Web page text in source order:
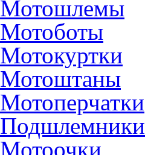
Мотошлемы
Мотоботы
Мотокуртки
Мотоштаны
Мотоперчатки
Подшлемники
Мотоочки